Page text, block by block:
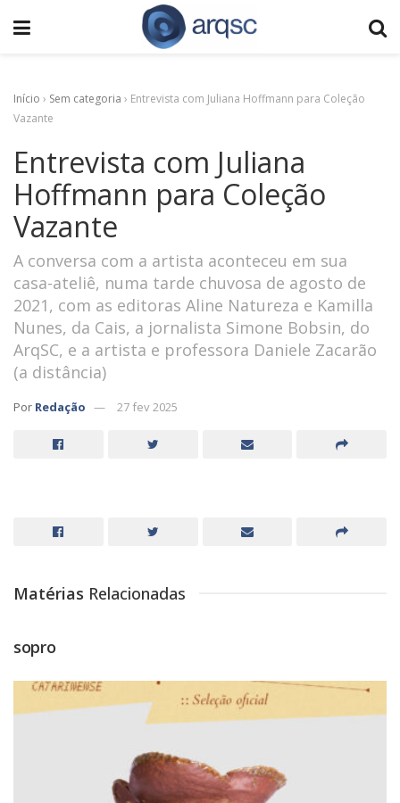
Início › Sem categoria › Entrevista com Juliana Hoffmann para Coleção
Vazante
Entrevista com Juliana
Hoffmann para Coleção
Vazante
A conversa com a artista aconteceu em sua
casa-ateliê, numa tarde chuvosa de agosto de
2021, com as editoras Aline Natureza e Kamilla
Nunes, da Cais, a jornalista Simone Bobsin, do
ArqSC, e a artista e professora Daniele Zacarão
(a distância)
Por Redação 27 fev 2025
Matérias Relacionadas
sopro